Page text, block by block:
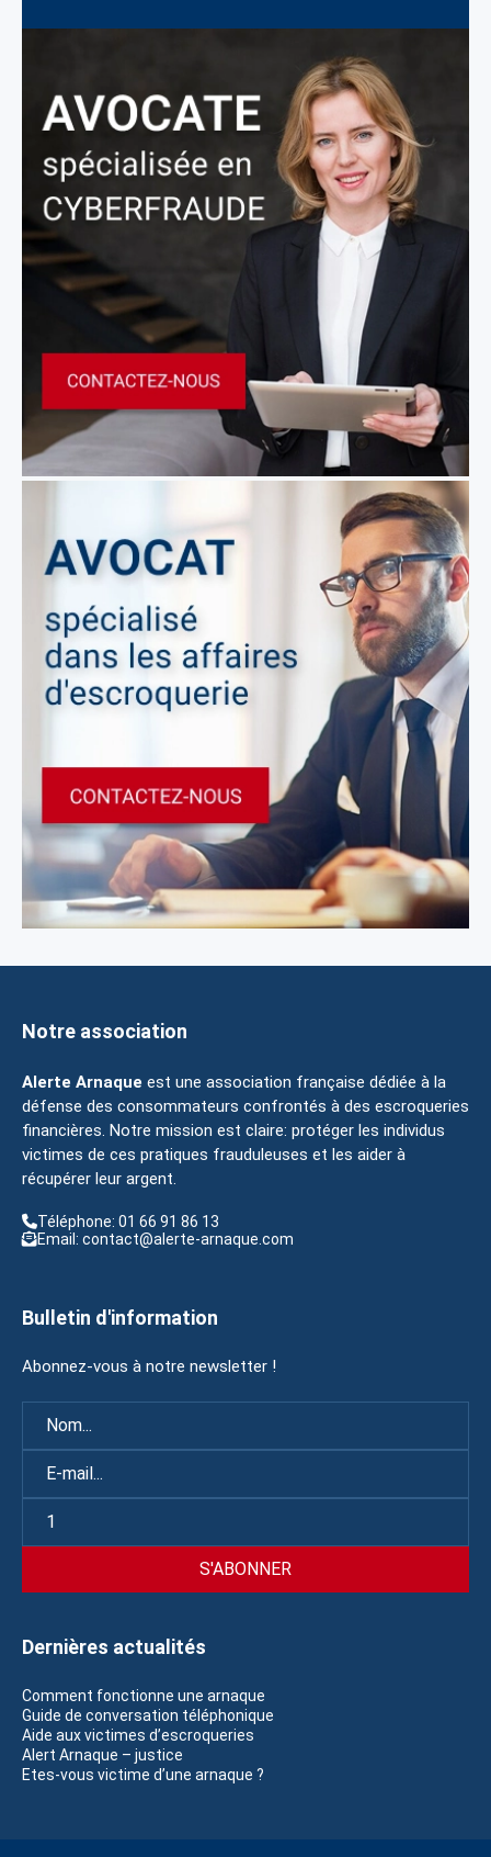
Notre association
Alerte Arnaque est une association française dédiée à la
défense des consommateurs confrontés à des escroqueries
financières. Notre mission est claire: protéger les individus
victimes de ces pratiques frauduleuses et les aider à
récupérer leur argent.
Téléphone: 01 66 91 86 13
Email: contact@alerte-arnaque.com
Bulletin d'information
Abonnez-vous à notre newsletter !
Dernières actualités
Comment fonctionne une arnaque
Guide de conversation téléphonique
Aide aux victimes d’escroqueries
Alert Arnaque – justice
Etes-vous victime d’une arnaque ?